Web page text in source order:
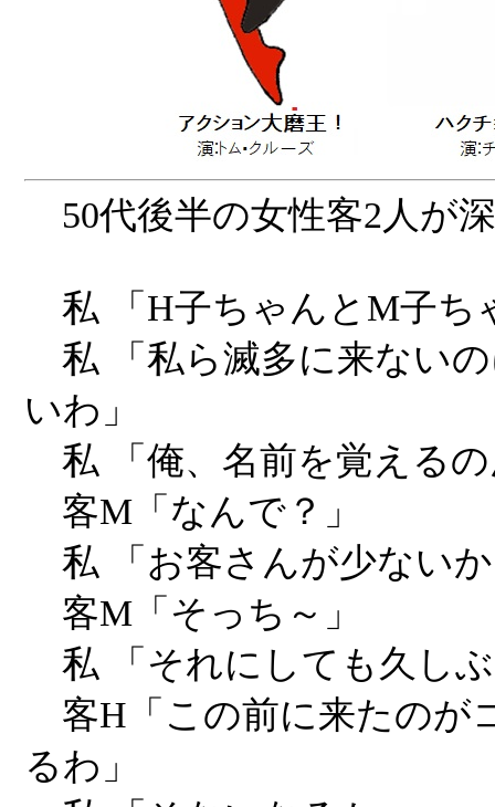
50代後半の女性客2人が
私 「H子ちゃんとM子ち
私 「私ら滅多に来ない
いわ」
私 「俺、名前を覚える
客M「なんで？」
私 「お客さんが少ない
客M「そっち～」
私 「それにしても久し
客H「この前に来たのが
るわ」